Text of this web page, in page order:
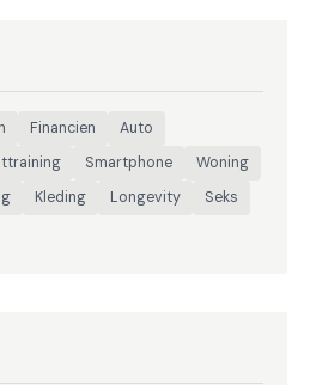
Financien
Auto
Smartphone
Woning
Kleding Longevity
Seks